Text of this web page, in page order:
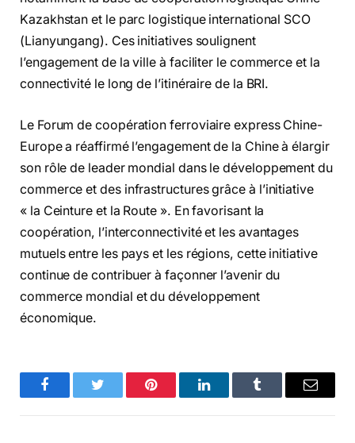
Kazakhstan et le parc logistique international SCO
(Lianyungang). Ces initiatives soulignent
l’engagement de la ville à faciliter le commerce et la
connectivité le long de l’itinéraire de la BRI.
Le Forum de coopération ferroviaire express Chine-
Europe a réaffirmé l’engagement de la Chine à élargir
son rôle de leader mondial dans le développement du
commerce et des infrastructures grâce à l’initiative
« la Ceinture et la Route ». En favorisant la
coopération, l’interconnectivité et les avantages
mutuels entre les pays et les régions, cette initiative
continue de contribuer à façonner l’avenir du
commerce mondial et du développement
économique.
FacebookTwitter Pinterest LinkedInTumblr Email